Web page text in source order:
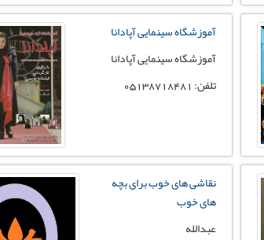
آموزشگاه سینمایی آپادانا
آموزشگاه سینمایی آپادانا
تلفن: 05138718481
نقاشی های خوب برای بچه
های خوب
عبدالله